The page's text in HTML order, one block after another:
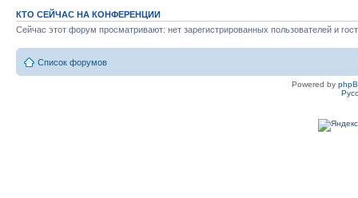
КТО СЕЙЧАС НА КОНФЕРЕНЦИИ
Сейчас этот форум просматривают: нет зарегистрированных пользователей и
Список форумов
Powered by